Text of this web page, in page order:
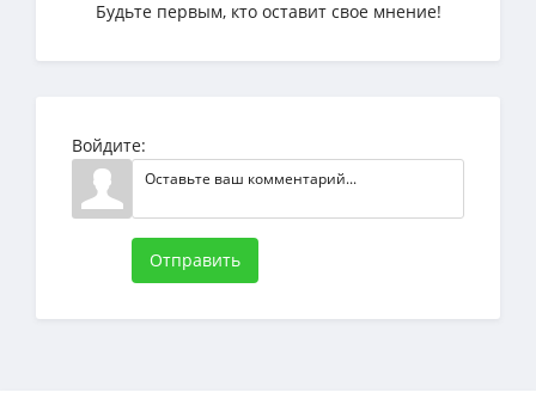
Будьте первым, кто оставит свое мнение!
Войдите:
Отправить